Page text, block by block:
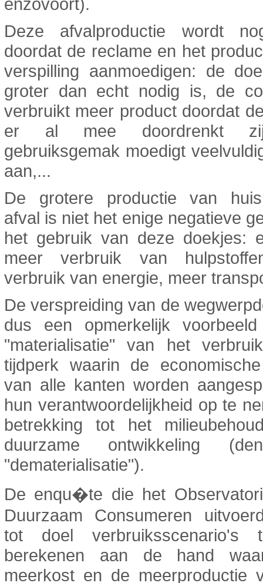
Deze afvalproductie wordt
doordat de reclame en het
verspilling aanmoedigen: de
groter dan echt nodig is, de
verbruikt meer product doordat
er al mee doordrenkt
gebruiksgemak moedigt
aan,...
De grotere productie van
afval is niet het enige negatieve
het gebruik van deze doekjes:
meer verbruik van
verbruik van energie, meer
De verspreiding van de
dus een opmerkelijk
"materialisatie" van het
tijdperk waarin de
van alle kanten worden
hun verantwoordelijkheid op te
betrekking tot het
duurzame ontwikkeling
"dematerialisatie").
De enqu�te die het
Duurzaam Consumeren
tot doel verbruiksscenario's
berekenen aan de hand
meerkost en de meerproductie